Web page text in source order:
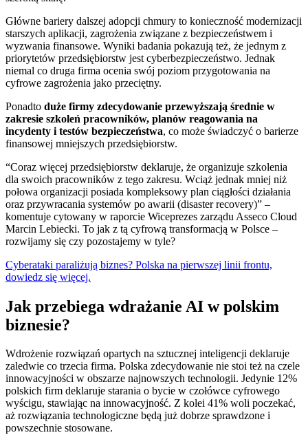
Główne bariery dalszej adopcji chmury to konieczność modernizacji
starszych aplikacji, zagrożenia związane z bezpieczeństwem i
wyzwania finansowe. Wyniki badania pokazują też, że jednym z
priorytetów przedsiębiorstw jest cyberbezpieczeństwo. Jednak
niemal co druga firma ocenia swój poziom przygotowania na
cyfrowe zagrożenia jako przeciętny.
Ponadto duże firmy zdecydowanie przewyższają średnie w
zakresie szkoleń pracowników, planów reagowania na
incydenty i testów bezpieczeństwa, co może świadczyć o barierze
finansowej mniejszych przedsiębiorstw.
“Coraz więcej przedsiębiorstw deklaruje, że organizuje szkolenia
dla swoich pracowników z tego zakresu. Wciąż jednak mniej niż
połowa organizacji posiada kompleksowy plan ciągłości działania
oraz przywracania systemów po awarii (disaster recovery)” –
komentuje cytowany w raporcie Wiceprezes zarządu Asseco Cloud
Marcin Lebiecki. To jak z tą cyfrową transformacją w Polsce –
rozwijamy się czy pozostajemy w tyle?
Cyberataki paraliżują biznes? Polska na pierwszej linii frontu,
dowiedz się więcej.
Jak przebiega wdrażanie AI w polskim
biznesie?
Wdrożenie rozwiązań opartych na sztucznej inteligencji deklaruje
zaledwie co trzecia firma. Polska zdecydowanie nie stoi też na czele
innowacyjności w obszarze najnowszych technologii. Jedynie 12%
polskich firm deklaruje starania o bycie w czołówce cyfrowego
wyścigu, stawiając na innowacyjność. Z kolei 41% woli poczekać,
aż rozwiązania technologiczne będą już dobrze sprawdzone i
powszechnie stosowane.